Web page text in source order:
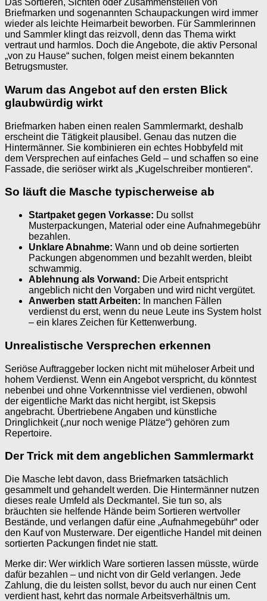
Das Sortieren, Sichten oder Zusammenstellen von
Briefmarken und sogenannten Schaupackungen wird immer
wieder als leichte Heimarbeit beworben. Für Sammlerinnen
und Sammler klingt das reizvoll, denn das Thema wirkt
vertraut und harmlos. Doch die Angebote, die aktiv Personal
„von zu Hause“ suchen, folgen meist einem bekannten
Betrugsmuster.
Warum das Angebot auf den ersten Blick
glaubwürdig wirkt
Briefmarken haben einen realen Sammlermarkt, deshalb
erscheint die Tätigkeit plausibel. Genau das nutzen die
Hintermänner. Sie kombinieren ein echtes Hobbyfeld mit
dem Versprechen auf einfaches Geld – und schaffen so eine
Fassade, die seriöser wirkt als „Kugelschreiber montieren“.
So läuft die Masche typischerweise ab
Startpaket gegen Vorkasse: Du sollst
Musterpackungen, Material oder eine Aufnahmegebühr
bezahlen.
Unklare Abnahme: Wann und ob deine sortierten
Packungen abgenommen und bezahlt werden, bleibt
schwammig.
Ablehnung als Vorwand: Die Arbeit entspricht
angeblich nicht den Vorgaben und wird nicht vergütet.
Anwerben statt Arbeiten: In manchen Fällen
verdienst du erst, wenn du neue Leute ins System holst
– ein klares Zeichen für Kettenwerbung.
Unrealistische Versprechen erkennen
Seriöse Auftraggeber locken nicht mit müheloser Arbeit und
hohem Verdienst. Wenn ein Angebot verspricht, du könntest
nebenbei und ohne Vorkenntnisse viel verdienen, obwohl
der eigentliche Markt das nicht hergibt, ist Skepsis
angebracht. Übertriebene Angaben und künstliche
Dringlichkeit („nur noch wenige Plätze“) gehören zum
Repertoire.
Der Trick mit dem angeblichen Sammlermarkt
Die Masche lebt davon, dass Briefmarken tatsächlich
gesammelt und gehandelt werden. Die Hintermänner nutzen
dieses reale Umfeld als Deckmantel. Sie tun so, als
bräuchten sie helfende Hände beim Sortieren wertvoller
Bestände, und verlangen dafür eine „Aufnahmegebühr“ oder
den Kauf von Musterware. Der eigentliche Handel mit deinen
sortierten Packungen findet nie statt.
Merke dir: Wer wirklich Ware sortieren lassen müsste, würde
dafür bezahlen – und nicht von dir Geld verlangen. Jede
Zahlung, die du leisten sollst, bevor du auch nur einen Cent
verdient hast, kehrt das normale Arbeitsverhältnis um.